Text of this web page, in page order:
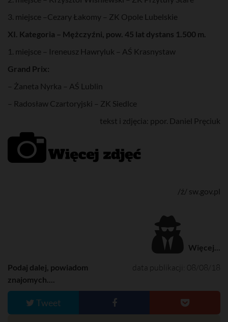
3. miejsce –Cezary Łakomy – ZK Opole Lubelskie
XI. Kategoria – Mężczyźni, pow. 45 lat dystans 1.500 m.
1. miejsce – Ireneusz Hawryluk – AŚ Krasnystaw
Grand Prix:
– Żaneta Nyrka – AŚ Lublin
– Radosław Czartoryjski – ZK Siedlce
tekst i zdjęcia: ppor. Daniel Pręciuk
/ź/ sw.gov.pl
Więcej...
data publikacji: 08/08/18
Podaj dalej, powiadom
znajomych....
Tweet